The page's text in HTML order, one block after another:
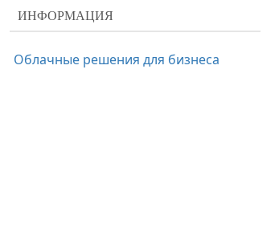
подчеркивающимися ссылками
Адаптивная шапка сайта
ИНФОРМАЦИЯ
Облачные решения для бизнеса